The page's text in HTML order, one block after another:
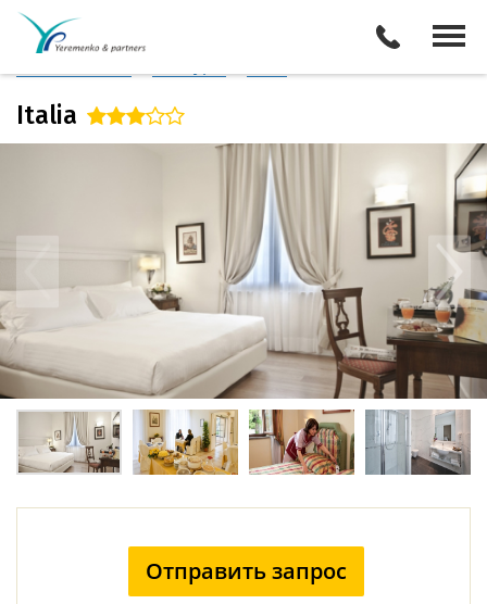
Италия
Italia
Отправить запрос